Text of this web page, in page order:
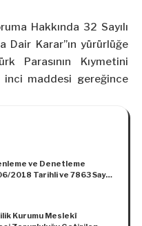
Hakkında 32 Sayılı
Dair Karar”ın yürürlüğe
Parasının Kıymetini
inci maddesi gereğince
ve Denetleme
2018 Tarihli ve 7863 Sayılı
Kurumu Meslekî